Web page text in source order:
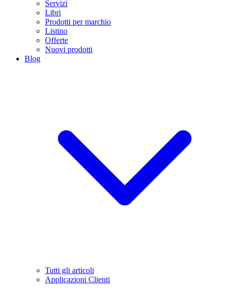
Servizi
Libri
Prodotti per marchio
Listino
Offerte
Nuovi prodotti
Blog
Tutti gli articoli
Applicazioni Clienti